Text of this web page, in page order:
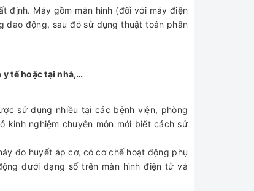
định. Máy gồm màn hình (đối với máy điện
động, sau đó sử dụng thuật toán phân
tế hoặc tại nhà,…
sử dụng nhiều tại các bệnh viện, phòng
kinh nghiệm chuyên môn mới biết cách sử
đo huyết áp cơ, có cơ chế hoạt động phụ
dưới dạng số trên màn hình điện tử và